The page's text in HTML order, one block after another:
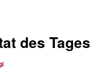
des Tages